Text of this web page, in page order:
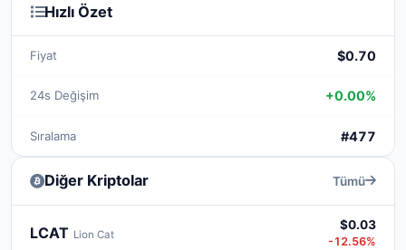
Hızlı Özet
Fiyat $0.70
24s Değişim +0.00%
Sıralama #477
Diğer Kriptolar Tümü
LCAT Lion Cat
$0.03
-12.56%